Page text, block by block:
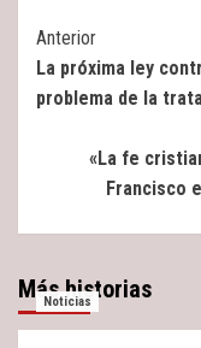
Post
Navigation
Anterior
La próxima ley
problema de la
«La fe
Francisco
Más historias
Noticias